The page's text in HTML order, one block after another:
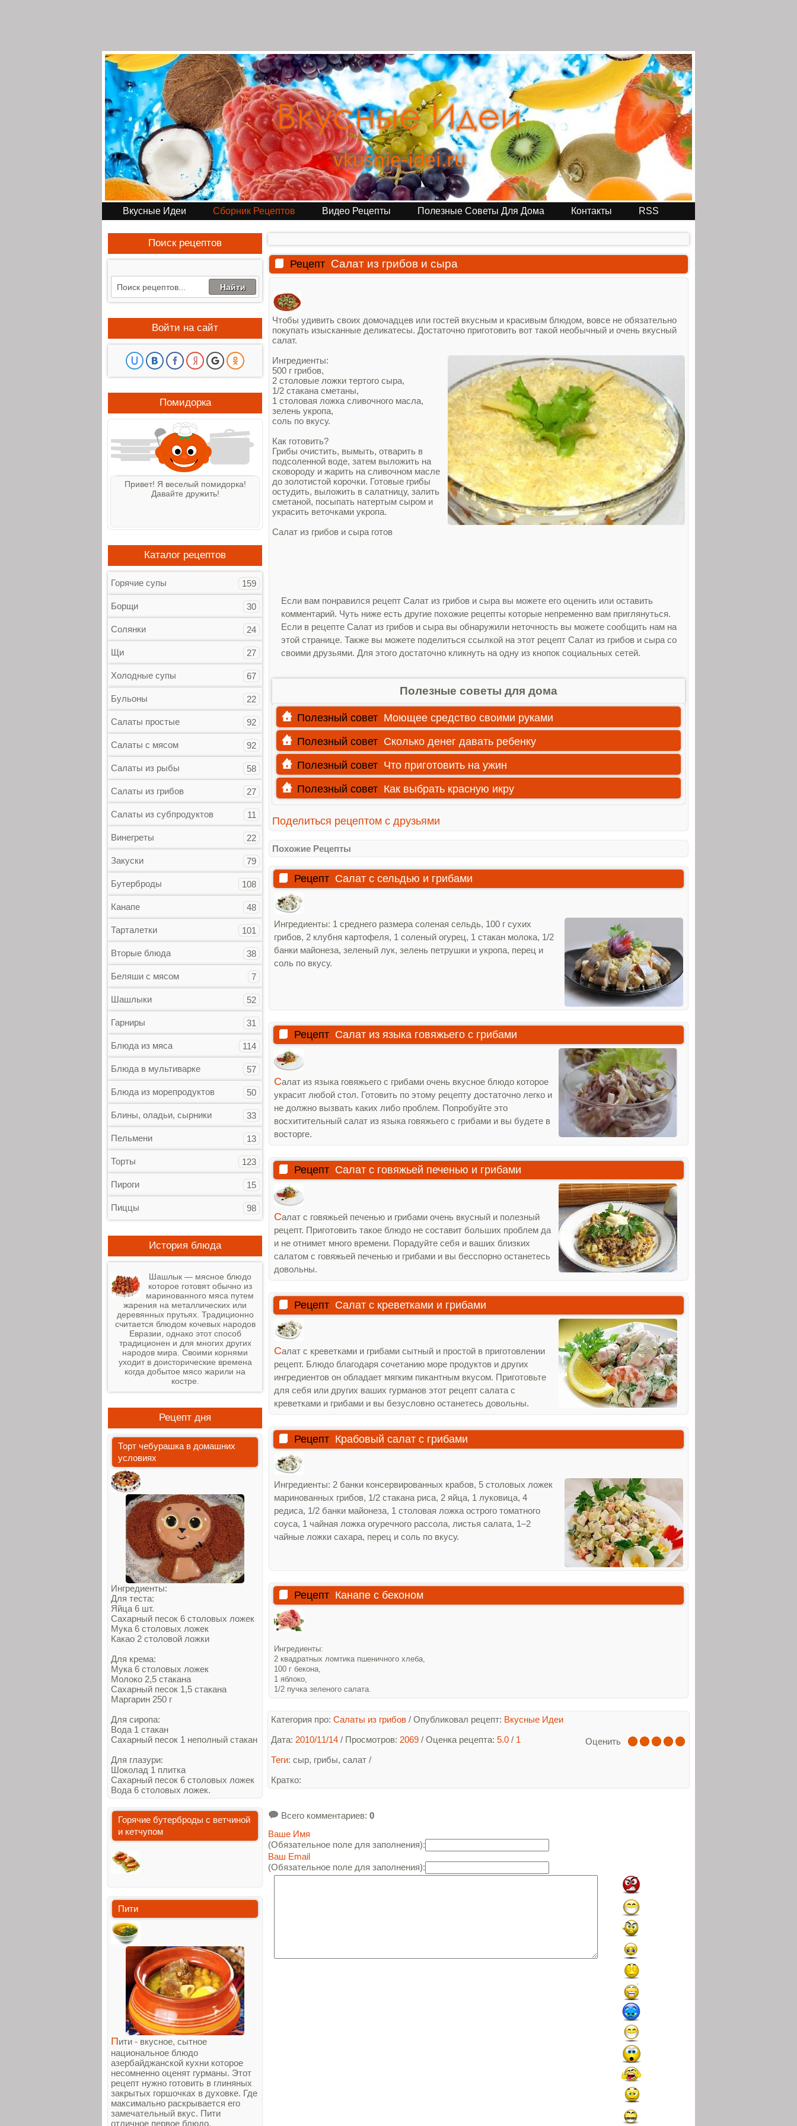
Вкусные Идеи Сборник Рецептов Видео Рецепты Полезные Советы Для Дома Контакты RSS
Рецепт Салат из грибов и сыра
Чтобы удивить своих домочадцев или гостей вкусным и красивым блюдом, вовсе не обязательно
покупать изысканные деликатесы. Достаточно приготовить вот такой необычный и очень вкусный
салат.
Ингредиенты:
500 г грибов,
2 столовые ложки тертого сыра,
1/2 стакана сметаны,
1 столовая ложка сливочного масла,
зелень укропа,
соль по вкусу.
Как готовить?
Грибы очистить, вымыть, отварить в
подсоленной воде, затем выложить на
сковороду и жарить на сливочном масле
до золотистой корочки. Готовые грибы
остудить, выложить в салатницу, залить
сметаной, посыпать натертым сыром и
украсить веточками укропа.
Салат из грибов и сыра готов
Если вам понравился рецепт Салат из грибов и сыра вы можете его оценить или оставить
комментарий. Чуть ниже есть другие похожие рецепты которые непременно вам приглянуться.
Если в рецепте Салат из грибов и сыра вы обнаружили неточность вы можете сообщить нам на
этой странице. Также вы можете поделиться ссылкой на этот рецепт Салат из грибов и сыра со
своими друзьями. Для этого достаточно кликнуть на одну из кнопок социальных сетей.
Полезные советы для дома
Полезный совет Моющее средство своими руками
Полезный совет Сколько денег давать ребенку
Полезный совет Что приготовить на ужин
Полезный совет Как выбрать красную икру
Поделиться рецептом с друзьями
Похожие Рецепты
Рецепт Салат с сельдью и грибами
Ингредиенты: 1 среднего размера соленая сельдь, 100 г сухих
грибов, 2 клубня картофеля, 1 соленый огурец, 1 стакан молока, 1/2
банки майонеза, зеленый лук, зелень петрушки и укропа, перец и
соль по вкусу.
Рецепт Салат из языка говяжьего с грибами
Салат из языка говяжьего с грибами очень вкусное блюдо которое
украсит любой стол. Готовить по этому рецепту достаточно легко и
не должно вызвать каких либо проблем. Попробуйте это
восхитительный салат из языка говяжьего с грибами и вы будете в
восторге.
Рецепт Салат с говяжьей печенью и грибами
Салат с говяжьей печенью и грибами очень вкусный и полезный
рецепт. Приготовить такое блюдо не составит больших проблем да
и не отнимет много времени. Порадуйте себя и ваших близких
салатом с говяжьей печенью и грибами и вы бесспорно останетесь
довольны.
Рецепт Салат с креветками и грибами
Салат с креветками и грибами сытный и простой в приготовлении
рецепт. Блюдо благодаря сочетанию море продуктов и других
ингредиентов он обладает мягким пикантным вкусом. Приготовьте
для себя или других ваших гурманов этот рецепт салата с
креветками и грибами и вы безусловно останетесь довольны.
Рецепт Крабовый салат с грибами
Ингредиенты: 2 банки консервированных крабов, 5 столовых ложек
маринованных грибов, 1/2 стакана риса, 2 яйца, 1 луковица, 4
редиса, 1/2 банки майонеза, 1 столовая ложка острого томатного
соуса, 1 чайная ложка огуречного рассола, листья салата, 1–2
чайные ложки сахара, перец и соль по вкусу.
Рецепт Канапе с беконом
Ингредиенты:
2 квадратных ломтика пшеничного хлеба,
100 г бекона,
1 яблоко,
1/2 пучка зеленого салата.
Категория про: Салаты из грибов / Опубликовал рецепт: Вкусные Идеи
Дата: 2010/11/14 / Просмотров: 2069 / Оценка рецепта: 5.0 / 1
Оценить
Теги: сыр, грибы, салат /
Кратко:
Всего комментариев: 0
Ваше Имя
(Обязательное поле для заполнения):
Ваш Email
(Обязательное поле для заполнения):
Поиск рецептов
Войти на сайт
Помидорка
Привет! Я веселый помидорка!
Давайте дружить!
Каталог рецептов
Горячие супы 159
Борщи 30
Солянки 24
Щи 27
Холодные супы 67
Бульоны 22
Салаты простые 92
Салаты с мясом 92
Салаты из рыбы 58
Салаты из грибов 27
Салаты из субпродуктов 11
Винегреты 22
Закуски 79
Бутерброды 108
Канапе 48
Тарталетки 101
Вторые блюда 38
Беляши с мясом 7
Шашлыки 52
Гарниры 31
Блюда из мяса 114
Блюда в мультиварке 57
Блюда из морепродуктов 50
Блины, оладьи, сырники 33
Пельмени 13
Торты 123
Пироги 15
Пиццы 98
История блюда
Шашлык — мясное блюдо
которое готовят обычно из
маринованного мяса путем
жарения на металлических или
деревянных прутьях. Традиционно
считается блюдом кочевых народов
Евразии, однако этот способ
традиционен и для многих других
народов мира. Своими корнями
уходит в доисторические времена
когда добытое мясо жарили на
костре.
Рецепт дня
Торт чебурашка в домашних
условиях
Ингредиенты:
Для теста:
Яйца 6 шт.
Сахарный песок 6 столовых ложек
Мука 6 столовых ложек
Какао 2 столовой ложки
Для крема:
Мука 6 столовых ложек
Молоко 2,5 стакана
Сахарный песок 1,5 стакана
Маргарин 250 г
Для сиропа:
Вода 1 стакан
Сахарный песок 1 неполный стакан
Для глазури:
Шоколад 1 плитка
Сахарный песок 6 столовых ложек
Вода 6 столовых ложек.
Горячие бутерброды с ветчиной
и кетчупом
Пити
Пити - вкусное, сытное
национальное блюдо
азербайджанской кухни которое
несомненно оценят гурманы. Этот
рецепт нужно готовить в глиняных
закрытых горшочках в духовке. Где
максимально раскрывается его
замечательный вкус. Пити
отличное первое блюдо.